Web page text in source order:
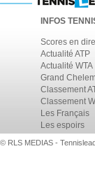
INFOS
Scores en
Actualité ATP
Actualité WTA
Grand
Classement
Classement
Les Français
Les espoirs
© RLS MEDIAS -